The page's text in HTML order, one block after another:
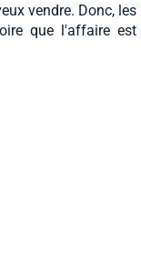
vendre. Donc, les
que l'affaire est